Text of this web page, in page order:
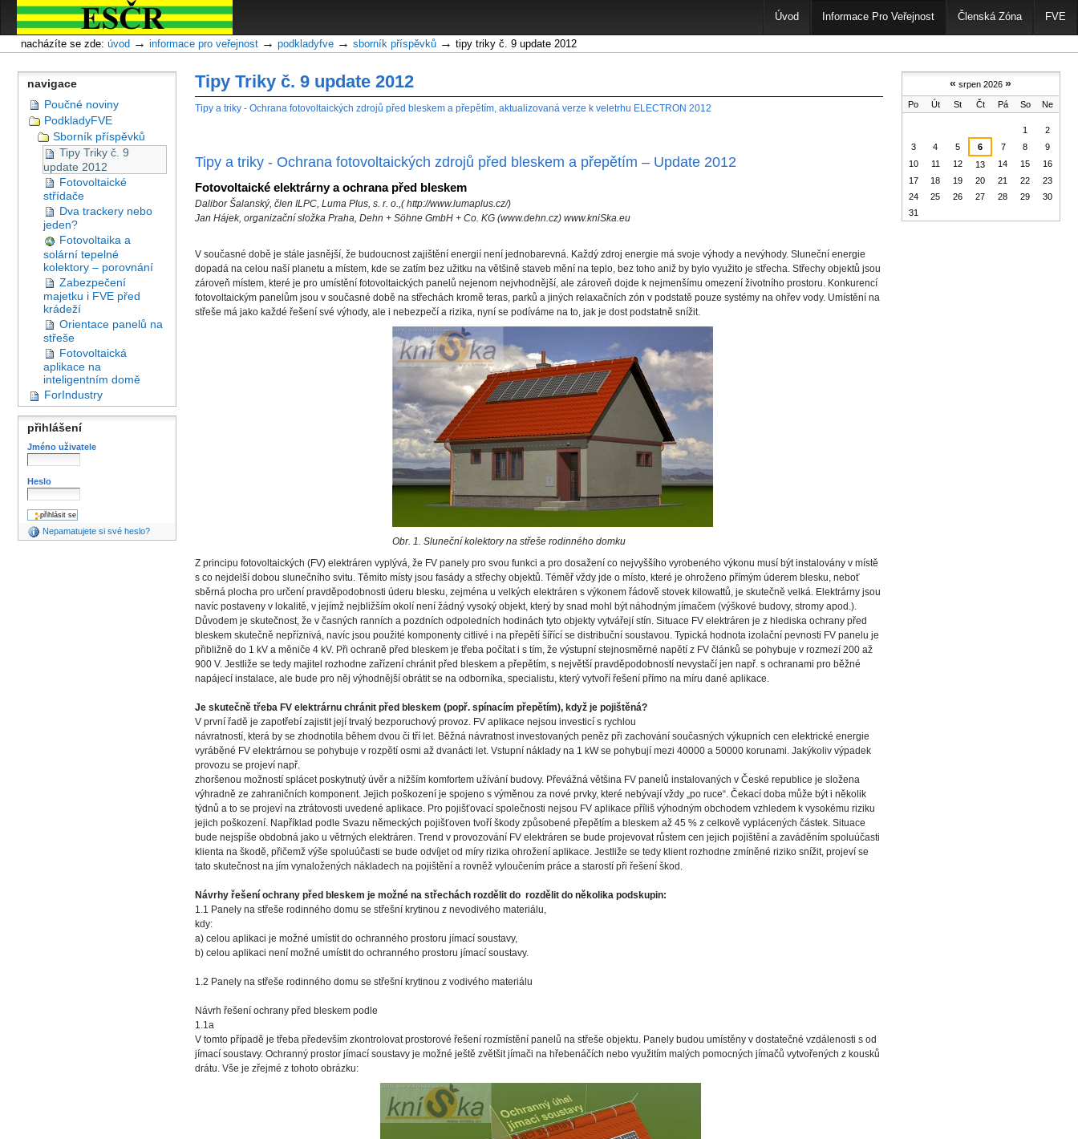
Přejít
obsah
|
navigaci
Oddíly
Úvod
Informace Pro Veřejnost Členská Zóna FVE
nacházíte se zde: úvod → informace pro veřejnost → podkladyfve → sborník příspěvků → tipy triky č. 9 update 2012
navigace
Poučné noviny
PodkladyFVE
Sborník příspěvků
Tipy Triky č. 9
update 2012
Fotovoltaické
střídače
Dva trackery nebo
jeden?
Fotovoltaika a
solární tepelné
kolektory – porovnání
Zabezpečení
majetku i FVE před
krádeží
Orientace panelů na
střeše
Fotovoltaická
aplikace na
inteligentním domě
ForIndustry
přihlášení
Jméno uživatele
Heslo
Nepamatujete si své heslo?
Tipy Triky č. 9 update 2012
Tipy a triky - Ochrana fotovoltaických zdrojů před bleskem a přepětím, aktualizovaná verze k veletrhu ELECTRON 2012
Tipy a triky - Ochrana fotovoltaických zdrojů před bleskem a přepětím – Update 2012
Fotovoltaické elektrárny a ochrana před bleskem
Dalibor Šalanský, člen ILPC, Luma Plus, s. r. o.,( http://www.lumaplus.cz/)
Jan Hájek, organizační složka Praha, Dehn + Söhne GmbH + Co. KG (www.dehn.cz) www.kniSka.eu
V současné době je stále jasnější, že budoucnost zajištění energií není jednobarevná. Každý zdroj energie má svoje výhody a nevýhody. Sluneční energie
dopadá na celou naší planetu a místem, kde se zatím bez užitku na většině staveb mění na teplo, bez toho aniž by bylo využito je střecha. Střechy objektů jsou
zároveň místem, které je pro umístění fotovoltaických panelů nejenom nejvhodnější, ale zároveň dojde k nejmenšímu omezení životního prostoru. Konkurencí
fotovoltaickým panelům jsou v současné době na střechách kromě teras, parků a jiných relaxačních zón v podstatě pouze systémy na ohřev vody. Umístění na
střeše má jako každé řešení své výhody, ale i nebezpečí a rizika, nyní se podíváme na to, jak je dost podstatně snížit.
Obr. 1. Sluneční kolektory na střeše rodinného domku
Z principu fotovoltaických (FV) elektráren vyplývá, že FV panely pro svou funkci a pro dosažení co nejvyššího vyrobeného výkonu musí být instalovány v místě
s co nejdelší dobou slunečního svitu. Těmito místy jsou fasády a střechy objektů. Téměř vždy jde o místo, které je ohroženo přímým úderem blesku, neboť
sběrná plocha pro určení pravděpodobnosti úderu blesku, zejména u velkých elektráren s výkonem řádově stovek kilowattů, je skutečně velká. Elektrárny jsou
navíc postaveny v lokalitě, v jejímž nejbližším okolí není žádný vysoký objekt, který by snad mohl být náhodným jímačem (výškové budovy, stromy apod.).
Důvodem je skutečnost, že v časných ranních a pozdních odpoledních hodinách tyto objekty vytvářejí stín. Situace FV elektráren je z hlediska ochrany před
bleskem skutečně nepříznivá, navíc jsou použité komponenty citlivé i na přepětí šířící se distribuční soustavou. Typická hodnota izolační pevnosti FV panelu je
přibližně do 1 kV a měniče 4 kV. Při ochraně před bleskem je třeba počítat i s tím, že výstupní stejnosměrné napětí z FV článků se pohybuje v rozmezí 200 až
900 V. Jestliže se tedy majitel rozhodne zařízení chránit před bleskem a přepětím, s největší pravděpodobností nevystačí jen např. s ochranami pro běžné
napájecí instalace, ale bude pro něj výhodnější obrátit se na odborníka, specialistu, který vytvoří řešení přímo na míru dané aplikace.
Je skutečně třeba FV elektrárnu chránit před bleskem (popř. spínacím přepětím), když je pojištěná?
V první řadě je zapotřebí zajistit její trvalý bezporuchový provoz. FV aplikace nejsou investicí s rychlou
návratností, která by se zhodnotila během dvou či tří let. Běžná návratnost investovaných peněz při zachování současných výkupních cen elektrické energie
vyráběné FV elektrárnou se pohybuje v rozpětí osmi až dvanácti let. Vstupní náklady na 1 kW se pohybují mezi 40000 a 50000 korunami. Jakýkoliv výpadek
provozu se projeví např.
zhoršenou možností splácet poskytnutý úvěr a nižším komfortem užívání budovy. Převážná většina FV panelů instalovaných v České republice je složena
výhradně ze zahraničních komponent. Jejich poškození je spojeno s výměnou za nové prvky, které nebývají vždy „po ruce“. Čekací doba může být i několik
týdnů a to se projeví na ztrátovosti uvedené aplikace. Pro pojišťovací společnosti nejsou FV aplikace příliš výhodným obchodem vzhledem k vysokému riziku
jejich poškození. Například podle Svazu německých pojišťoven tvoří škody způsobené přepětím a bleskem až 45 % z celkově vyplácených částek. Situace
bude nejspíše obdobná jako u větrných elektráren. Trend v provozování FV elektráren se bude projevovat růstem cen jejich pojištění a zaváděním spoluúčasti
klienta na škodě, přičemž výše spoluúčasti se bude odvíjet od míry rizika ohrožení aplikace. Jestliže se tedy klient rozhodne zmíněné riziko snížit, projeví se
tato skutečnost na jím vynaložených nákladech na pojištění a rovněž vyloučením práce a starostí při řešení škod.
Návrhy řešení ochrany před bleskem je možné na střechách rozdělit do rozdělit do několika podskupin:
1.1 Panely na střeše rodinného domu se střešní krytinou z nevodivého materiálu,
kdy:
a) celou aplikaci je možné umístit do ochranného prostoru jímací soustavy,
b) celou aplikaci není možné umístit do ochranného prostoru jímací soustavy.
1.2 Panely na střeše rodinného domu se střešní krytinou z vodivého materiálu
Návrh řešení ochrany před bleskem podle
1.1a
V tomto případě je třeba především zkontrolovat prostorové řešení rozmístění panelů na střeše objektu. Panely budou umístěny v dostatečné vzdálenosti s od
jímací soustavy. Ochranný prostor jímací soustavy je možné ještě zvětšit jímači na hřebenáčích nebo využitím malých pomocných jímačů vytvořených z kousků
drátu. Vše je zřejmé z tohoto obrázku:
« srpen 2026»
Po Út St Čt Pá So Ne
1
2
3
4 5 6 7 8
9
10
11 12 13 14 15
16
17
18 19 20 21 22
23
24
25 26 27 28 29
30
31